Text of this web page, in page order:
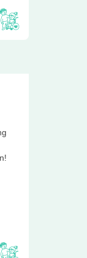
Vechtsebanen